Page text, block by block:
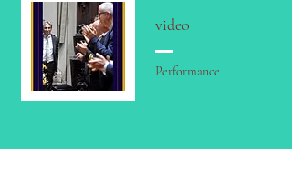
video
Performance